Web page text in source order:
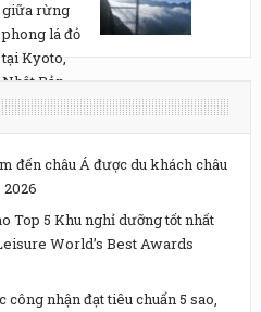
đến châu Á được du khách châu
Top 5 Khu nghỉ dưỡng tốt nhất
World’s Best Awards
nhận đạt tiêu chuẩn 5 sao,